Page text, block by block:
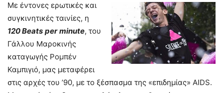
Με έντονες ερωτικές και
συγκινητικές ταινίες, η
120Beats per minute, του
Γάλλου Μαροκινής
καταγωγής Ρομπέν
Καμπιγιό, μας μεταφέρει
στις αρχές του ’90, με το ξέσπασμα της «επιδημίας» AIDS.